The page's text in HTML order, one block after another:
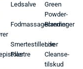
Ledsalve
Fodmassagecremer
Smertestillende
Plastre
Green
Powder-
Blandinger
Liver
Cleanse-
tilskud